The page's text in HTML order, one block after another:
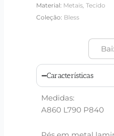
Material: Metais, Tecido
Coleção: Bless
Características
Medidas:
A860 L790 P840